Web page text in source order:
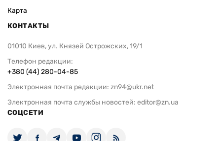
Карта
КОНТАКТЫ
01010 Киев, ул. Князей Острожских, 19/1
Телефон редакции:
+380 (44) 280-04-85
Электронная почта редакции: zn94@ukr.net
Электронная почта службы новостей: editor@zn.ua
СОЦСЕТИ